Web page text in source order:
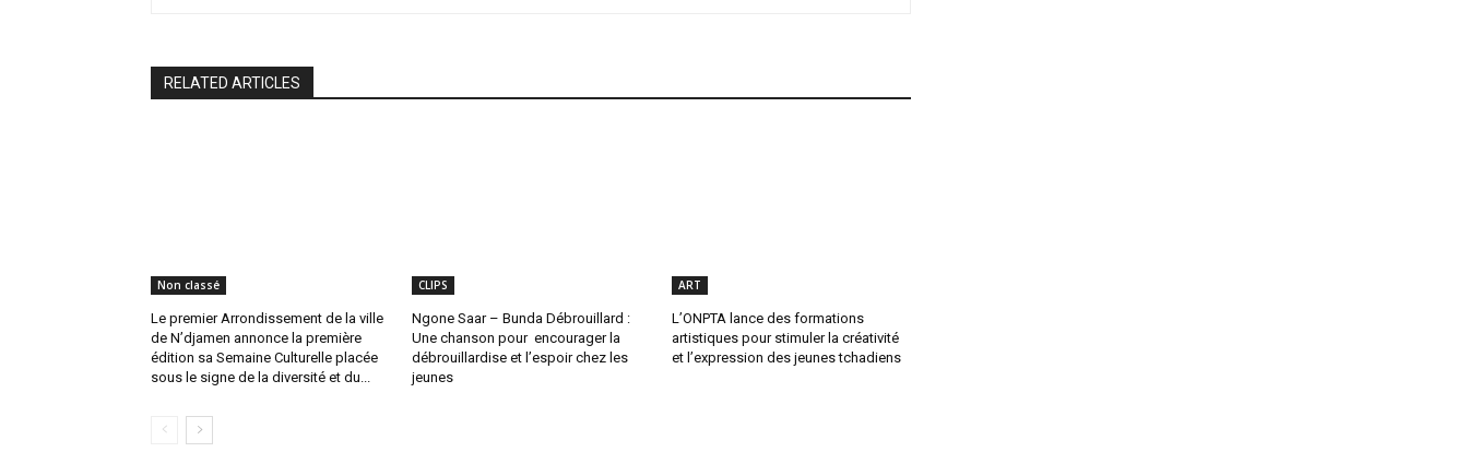
RELATED ARTICLES
Non classé
Le premier Arrondissement de la ville
de N’djamen annonce la première
édition sa Semaine Culturelle placée
sous le signe de la diversité et du...
CLIPS
Ngone Saar – Bunda Débrouillard :
Une chanson pour encourager la
débrouillardise et l’espoir chez les
jeunes
ART
L’ONPTA lance des formations
artistiques pour stimuler la créativité
et l’expression des jeunes tchadiens